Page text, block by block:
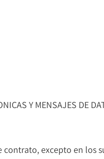
Y MENSAJES DE
excepto en los